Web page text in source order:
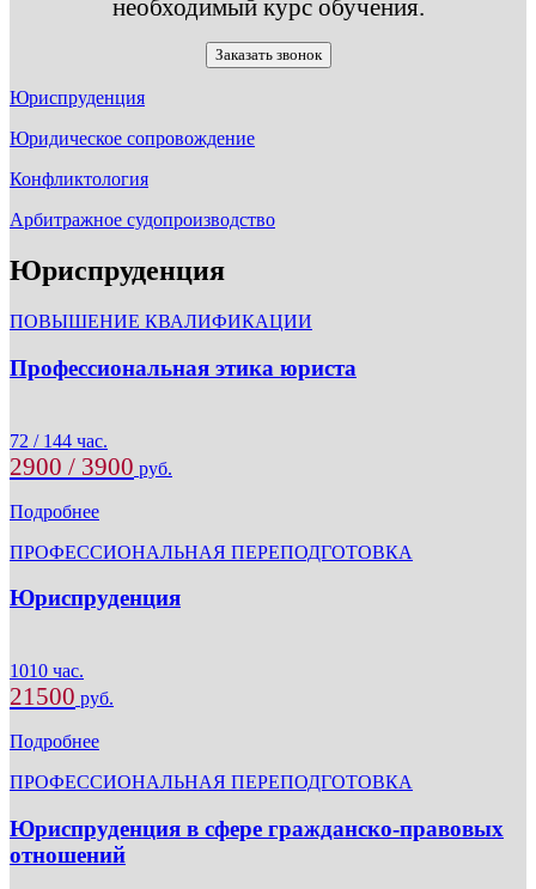
необходимый курс обучения.
Заказать звонок
Юриспруденция
Юридическое сопровождение
Конфликтология
Арбитражное судопроизводство
Юриспруденция
ПОВЫШЕНИЕ КВАЛИФИКАЦИИ
Профессиональная этика юриста
72 / 144 час.
2900 / 3900 руб.
Подробнее
ПРОФЕССИОНАЛЬНАЯ ПЕРЕПОДГОТОВКА
Юриспруденция
1010 час.
21500 руб.
Подробнее
ПРОФЕССИОНАЛЬНАЯ ПЕРЕПОДГОТОВКА
Юриспруденция в сфере гражданско-правовых
отношений